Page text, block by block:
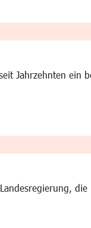
Jahrzehnten ein